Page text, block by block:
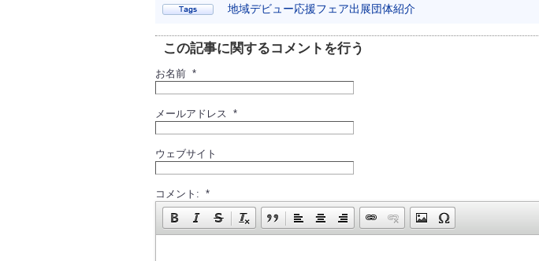
地域デビュー応援フェア出展団体紹介
この記事に関するコメントを行う
お名前 *
メールアドレス *
ウェブサイト
コメント: *